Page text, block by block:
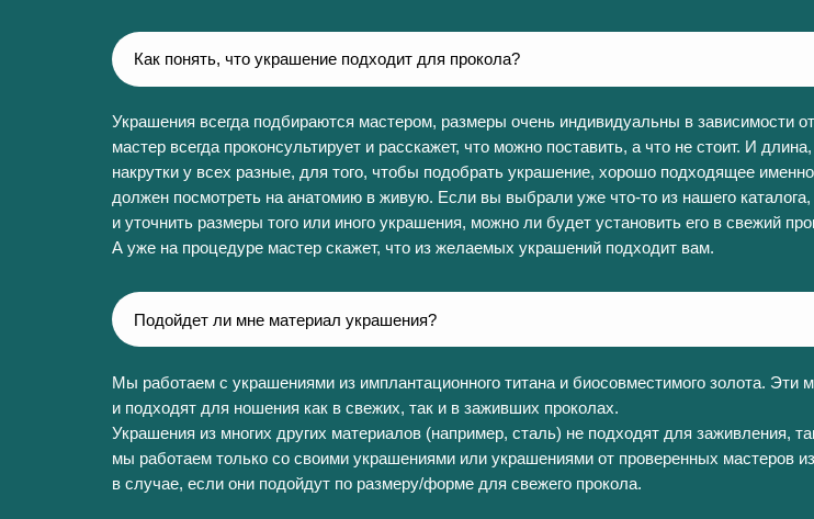
Как понять, что украшение подходит для прокола?
Украшения всегда подбираются мастером, размеры очень индивидуальны в зависимости
мастер всегда проконсультирует и расскажет, что можно поставить, а что не стоит. И
накрутки у всех разные, для того, чтобы подобрать украшение, хорошо подходящее
должен посмотреть на анатомию в живую. Если вы выбрали уже что-то из нашего
и уточнить размеры того или иного украшения, можно ли будет установить его в свежий
А уже на процедуре мастер скажет, что из желаемых украшений подходит вам.
Подойдет ли мне материал украшения?
Мы работаем с украшениями из имплантационного титана и биосовместимого золота. Эти
и подходят для ношения как в свежих, так и в заживших проколах.
Украшения из многих других материалов (например, сталь) не подходят для заживления,
мы работаем только со своими украшениями или украшениями от проверенных мастеров
в случае, если они подойдут по размеру/форме для свежего прокола.